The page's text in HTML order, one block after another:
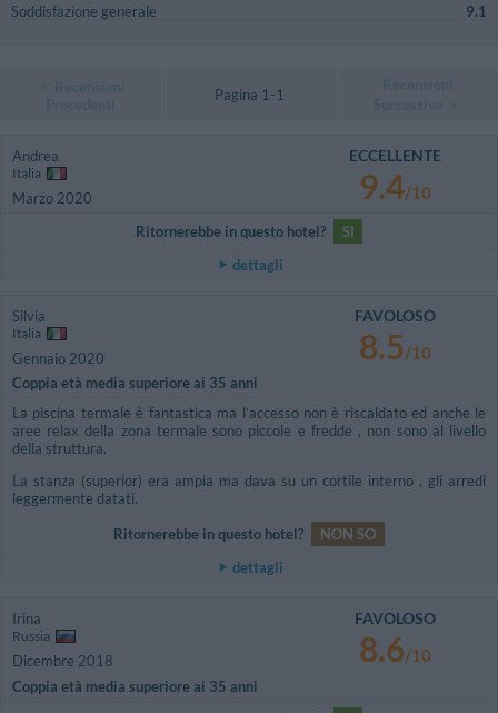
Soddisfazione generale
9.1
Pagina 1-1
Andrea
Italia
Marzo 2020
ECCELLENTE
9.4/10
Ritornerebbe in questo hotel?
SI
dettagli
Silvia
Italia
Gennaio 2020
Coppia età media superiore ai 35 anni
FAVOLOSO
8.5/10
La piscina termale è fantastica ma l’accesso non è riscaldato ed anche le
aree relax della zona termale sono piccole e fredde , non sono al livello
della struttura.
La stanza (superior) era ampia ma dava su un cortile interno , gli arredi
leggermente datati.
Ritornerebbe in questo hotel?
NON SO
dettagli
Irina
Russia
Dicembre 2018
Coppia età media superiore ai 35 anni
FAVOLOSO
8.6/10